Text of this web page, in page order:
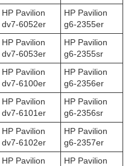
HP Pavilion
dv7-6052er
HP Pavilion
g6-2355er
HP Pavilion
dv7-6053er
HP Pavilion
g6-2355sr
HP Pavilion
dv7-6100er
HP Pavilion
g6-2356er
HP Pavilion
dv7-6101er
HP Pavilion
g6-2356sr
HP Pavilion
dv7-6102er
HP Pavilion
g6-2357er
HP Pavilion
HP Pavilion